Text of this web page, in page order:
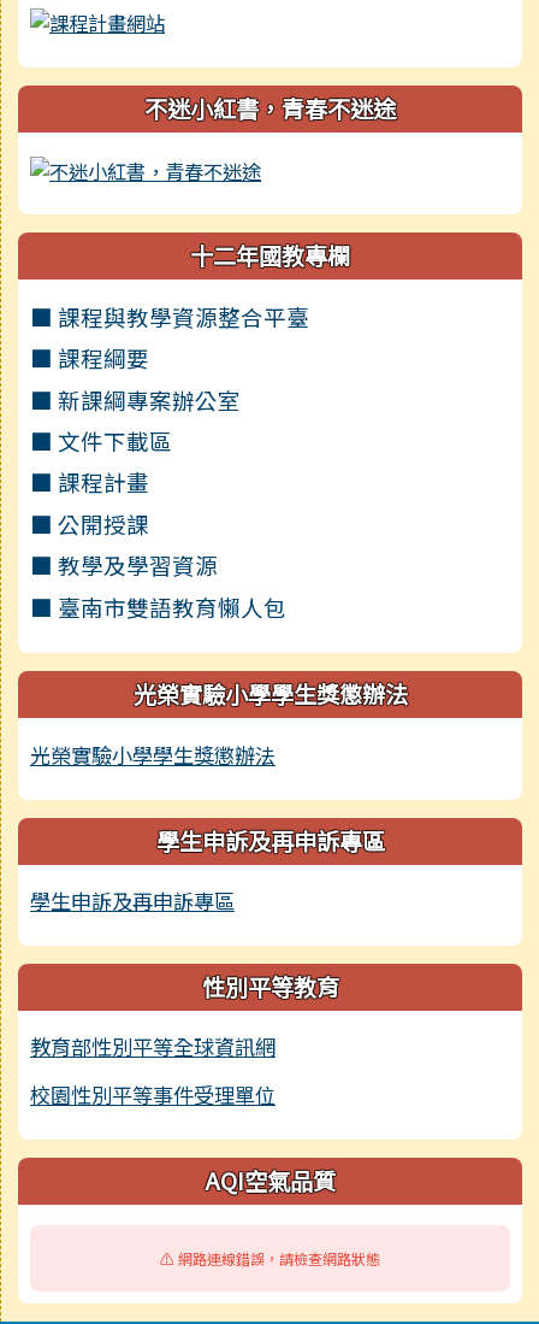
不迷小紅書，青春不迷途
十二年國教專欄
■ 課程與教學資源整合平臺
■ 課程綱要
■ 新課綱專案辦公室
■ 文件下載區
■ 課程計畫
■ 公開授課
■ 教學及學習資源
■ 臺南市雙語教育懶人包
光榮實驗小學學生獎懲辦法
光榮實驗小學學生獎懲辦法
學生申訴及再申訴專區
學生申訴及再申訴專區
性別平等教育
教育部性別平等全球資訊網
校園性別平等事件受理單位
AQI空氣品質
⚠️ 網路連線錯誤，請檢查網路狀態